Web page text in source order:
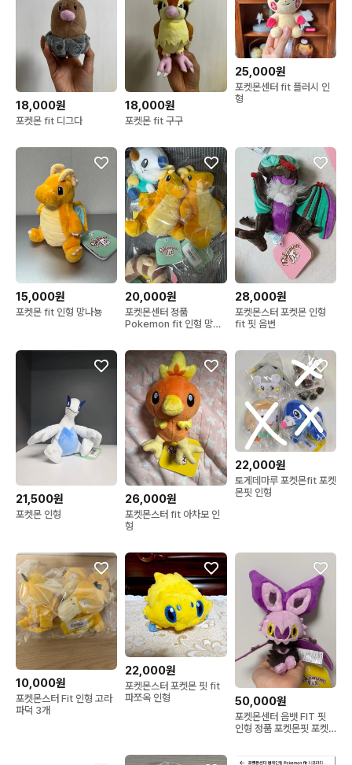
18,000원
포켓몬 fit 디그다
18,000원
포켓몬 fit 구구
25,000원
포켓몬센터 fit 플러시 인
형
15,000원
포켓몬 fit 인형 망나뇽
20,000원
포켓몬센터 정품
Pokemon fit 인형 망나
28,000원
포켓몬스터 포켓몬 인형
fit 핏 음번
21,500원
포켓몬 인형
26,000원
포켓몬스터 fit 아차모 인
형
22,000원
토게데마루 포켓몬fit 포켓
몬핏 인형
10,000원
포켓몬스터 Fit 인형 고라
파덕 3개
22,000원
포켓몬스터 포켓몬 핏 fit
파쪼옥 인형
50,000원
포켓몬센터 음뱃 FIT 핏
인형 정품 포켓몬핏 포켓